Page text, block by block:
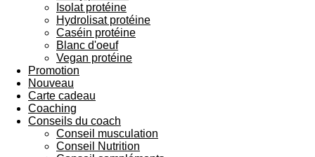
Isolat protéine
Hydrolisat protéine
Caséin protéine
Blanc d'oeuf
Vegan protéine
Promotion
Nouveau
Carte cadeau
Coaching
Conseils du coach
Conseil musculation
Conseil Nutrition